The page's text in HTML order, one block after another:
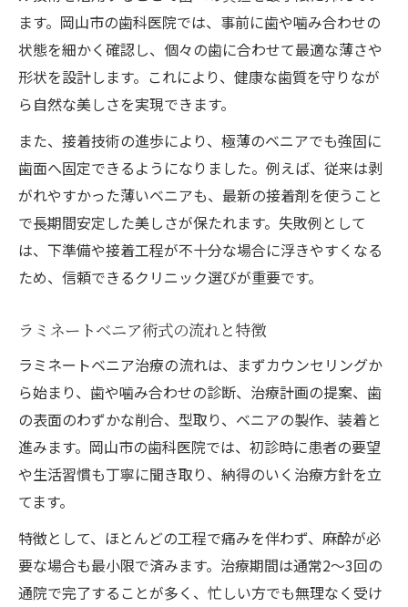
ます。岡山市の歯科医院では、事前に歯や噛み合わせの
状態を細かく確認し、個々の歯に合わせて最適な薄さや
形状を設計します。これにより、健康な歯質を守りなが
ら自然な美しさを実現できます。
また、接着技術の進歩により、極薄のベニアでも強固に
歯面へ固定できるようになりました。例えば、従来は剥
がれやすかった薄いベニアも、最新の接着剤を使うこと
で長期間安定した美しさが保たれます。失敗例として
は、下準備や接着工程が不十分な場合に浮きやすくなる
ため、信頼できるクリニック選びが重要です。
ラミネートベニア術式の流れと特徴
ラミネートベニア治療の流れは、まずカウンセリングか
ら始まり、歯や噛み合わせの診断、治療計画の提案、歯
の表面のわずかな削合、型取り、ベニアの製作、装着と
進みます。岡山市の歯科医院では、初診時に患者の要望
や生活習慣も丁寧に聞き取り、納得のいく治療方針を立
てます。
特徴として、ほとんどの工程で痛みを伴わず、麻酔が必
要な場合も最小限で済みます。治療期間は通常2〜3回の
通院で完了することが多く、忙しい方でも無理なく受け